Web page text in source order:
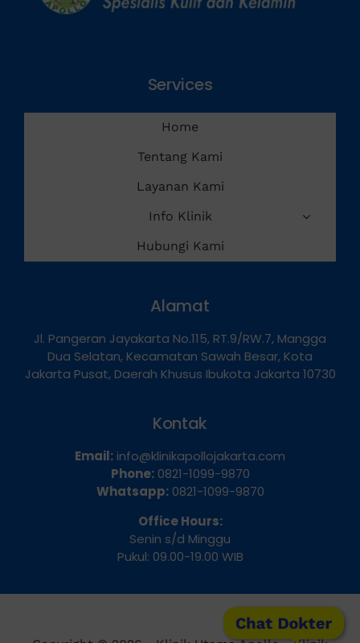
Chat Dokter
Hubungi Kami
Jl. Pangeran Jayakarta No.115, RT.9/RW.7, Mangga
Dua Selatan, Kecamatan Sawah Besar, Kota
Email:info@klinikapollojakarta.com
Phone:0821-1099-9870
Office Hours:
Senin s/d Minggu